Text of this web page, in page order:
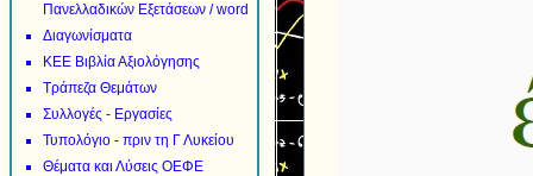
Πανελλαδικών Εξετάσεων / word
Διαγωνίσματα
ΚΕΕ Βιβλία Αξιολόγησης
Τράπεζα Θεμάτων
Συλλογές - Εργασίες
Τυπολόγιο - πριν τη Γ Λυκείου
Θέματα και Λύσεις ΟΕΦΕ